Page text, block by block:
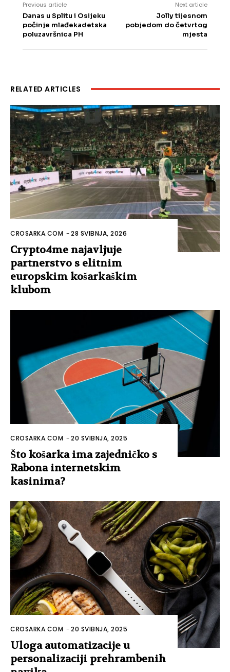
Previous article
Danas u Splitu i Osijeku
počinje mlađekadetska
poluzavršnica PH
Next article
Jolly tijesnom
pobjedom do četvrtog
mjesta
RELATED ARTICLES
CROSARKA.COM -28 SVIBNJA, 2026
Crypto4me najavljuje
partnerstvo s elitnim
europskim košarkaškim
klubom
CROSARKA.COM -20 SVIBNJA, 2025
Što košarka ima zajedničko s
Rabona internetskim
kasinima?
CROSARKA.COM -20 SVIBNJA, 2025
Uloga automatizacije u
personalizaciji prehrambenih